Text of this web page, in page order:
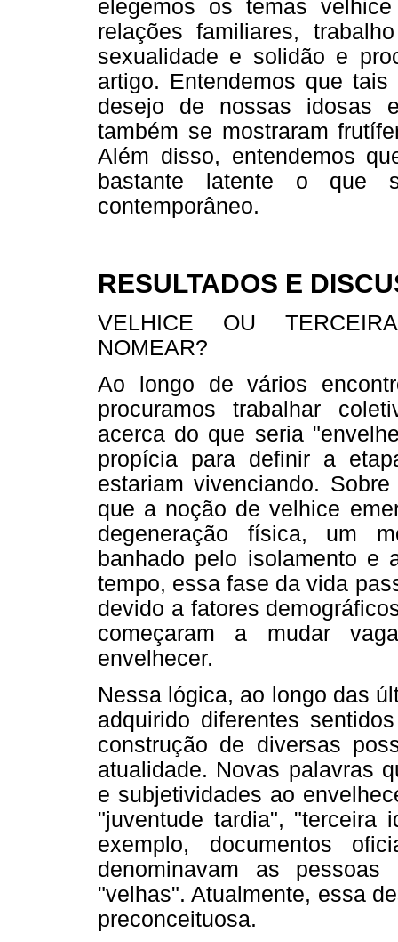
elegemos os temas
relações familiares,
sexualidade e solidão e
artigo. Entendemos que
desejo de nossas idosas
também se mostraram
Além disso, entendemos
bastante latente o que
contemporâneo.
RESULTADOS E
VELHICE OU
NOMEAR?
Ao longo de vários
procuramos trabalhar
acerca do que seria
propícia para definir a
estariam vivenciando.
que a noção de velhice
degeneração física, um
banhado pelo isolamento e
tempo, essa fase da vida
devido a fatores
começaram a mudar
envelhecer.
Nessa lógica, ao longo das
adquirido diferentes
construção de diversas
atualidade. Novas palavras
e subjetividades ao
"juventude tardia", "terceira
exemplo, documentos
denominavam as
"velhas". Atualmente, essa
preconceituosa.